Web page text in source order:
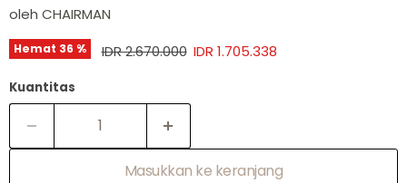
oleh CHAIRMAN
Hemat 36 % Harga asli
IDR 2.670.000 Harga sekarang
IDR 1.705.338
Kuantitas
Masukkan ke keranjang